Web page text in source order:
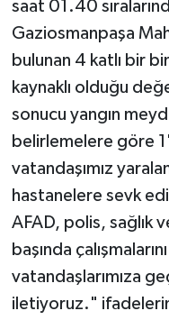
saat 01.40
Gaziosmanpaşa
bulunan 4 katlı bir
kaynaklı olduğu
sonucu yangın
belirlemelere göre
vatandaşımız
hastanelere sevk
AFAD, polis, sağlık
başında
vatandaşlarımıza
iletiyoruz."